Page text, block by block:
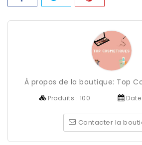
À propos de la boutique: Top
Produits : 100
Contacter la